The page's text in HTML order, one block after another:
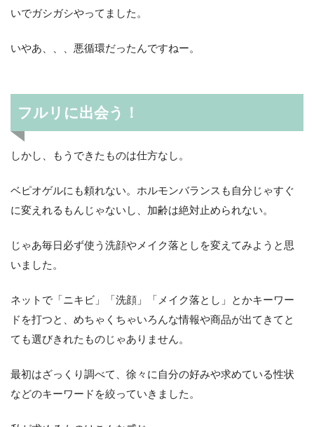
いでガシガシやってました。
いやあ、、、悪循環だったんですねー。
フルリに出会う！
しかし、もうできたものは仕方なし。
ベピオゲルにも頼れない。ホルモンバランスも自分じゃすぐ
に変えれるもんじゃないし、加齢は絶対止められない。
じゃあ毎日必ず使う洗顔やメイク落としを変えてみようと思
いました。
ネットで「ニキビ」「洗顔」「メイク落とし」とかキーワー
ドを打つと、めちゃくちゃいろんな情報や商品が出てきてと
ても選びきれたものじゃありません。
最初はざっくり調べて、徐々に自分の好みや求めている性状
などのキーワードを絞っていきました。